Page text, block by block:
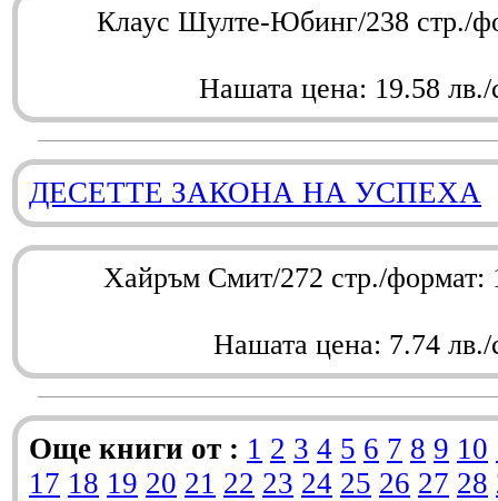
Клаус Шулте-Юбинг/238 стр./
Нашата цена: 19.58 лв./
ДЕСЕТТЕ ЗАКОНА НА УСПЕХА
Хайръм Смит/272 стр./
Нашата цена: 7.74 лв./
Още книги от : 1 2 3 4 5 6 7 8 9 10
17 18 19 20 21 22 23 24 25 26 27 28